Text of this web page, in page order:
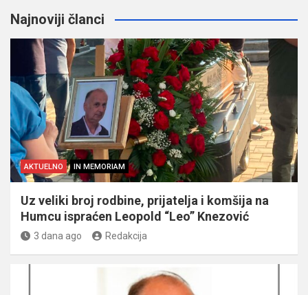
Najnoviji članci
AKTUELNO IN MEMORIAM
Uz veliki broj rodbine, prijatelja i komšija na
Humcu ispraćen Leopold “Leo” Knezović
3 dana ago Redakcija